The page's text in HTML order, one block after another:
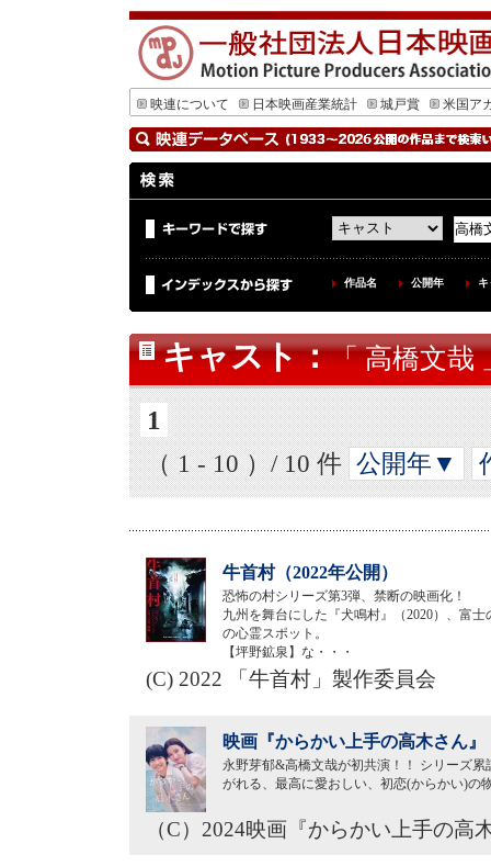
映連について 日本映画産業統計 城戸賞 米国ア
作品名 公開年
キャスト：「 高橋文哉
1
（ 1 - 10 ）/ 10 件 公開年▼
牛首村（2022年公開）
恐怖の村シリーズ第3弾、禁断の映画化！
九州を舞台にした『犬鳴村』（2020）、富
の心霊スポット。
【坪野鉱泉】な・・・
(C) 2022 「牛首村」製作委員会
映画『からかい上手の高木さん』
永野芽郁&高橋文哉が初共演！！ シリーズ
がれる、最高に愛おしい、初恋(からかい)
（C）2024映画『からかい上手の